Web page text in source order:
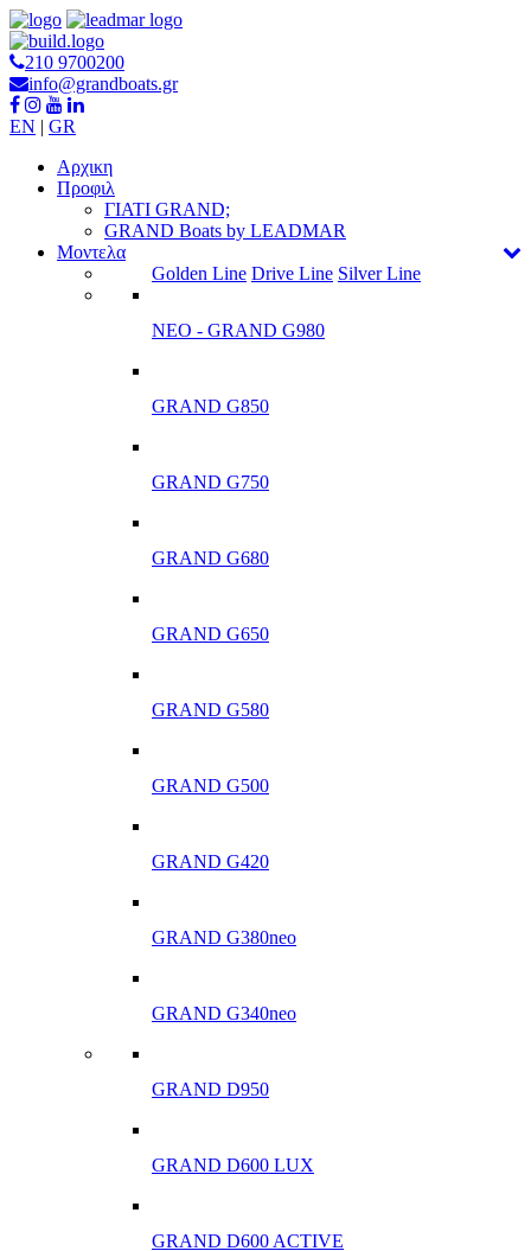
210 9700200
info@grandboats.gr
EN | GR
Αρχικη
Προφιλ
ΓΙΑΤΙ GRAND;
GRAND Boats by LEADMAR
Μοντελα
Golden Line Drive Line Silver Line
ΝΕΟ - GRAND G980
GRAND G850
GRAND G750
GRAND G680
GRAND G650
GRAND G580
GRAND G500
GRAND G420
GRAND G380neo
GRAND G340neo
GRAND D950
GRAND D600 LUX
GRAND D600 ACTIVE